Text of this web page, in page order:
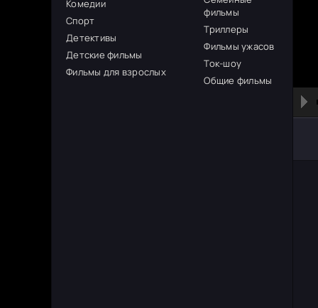
Комедии
Спорт
Детективы
Детские фильмы
Фильмы для взрослых
фильмы
Триллеры
Фильмы ужасов
Ток-шоу
Общие фильмы